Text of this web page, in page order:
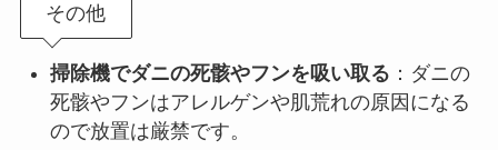
その他
掃除機でダニの死骸やフンを吸い取る ：ダニの
死骸やフンはアレルゲンや肌荒れの原因になる
ので放置は厳禁です。